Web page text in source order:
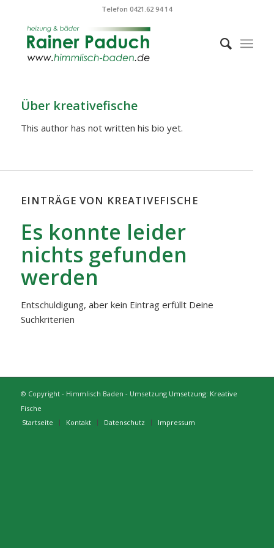
Telefon 0421.62 94 14
Über kreativefische
This author has not written his bio yet.
EINTRÄGE VON KREATIVEFISCHE
Es konnte leider
nichts gefunden
werden
Entschuldigung, aber kein Eintrag erfüllt Deine
Suchkriterien
© Copyright - Himmlisch Baden - Umsetzung Umsetzung: Kreative
Fische
Startseite
Kontakt Datenschutz Impressum